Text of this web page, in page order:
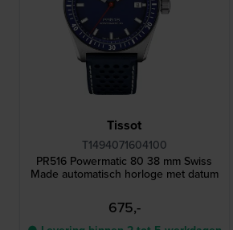
Tissot
T1494071604100
PR516 Powermatic 80 38 mm Swiss
Made automatisch horloge met datum
675,-